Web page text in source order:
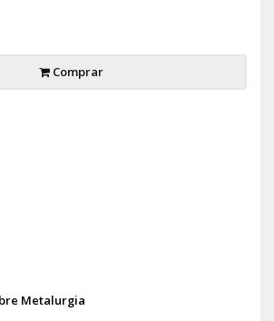
Comprar
Metalurgia